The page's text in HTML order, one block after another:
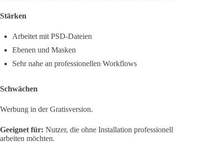
Stärken
Arbeitet mit PSD-Dateien
Ebenen und Masken
Sehr nahe an professionellen Workflows
Schwächen
Werbung in der Gratisversion.
Geeignet für: Nutzer, die ohne Installation professionell
arbeiten möchten.